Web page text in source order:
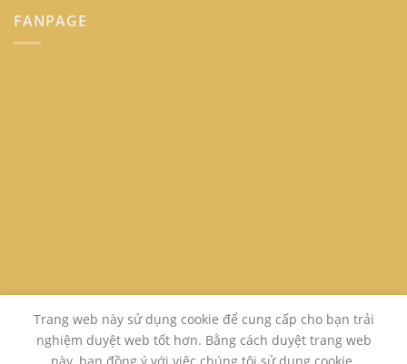
FANPAGE
Trang web này sử dụng cookie để cung cấp cho bạn trải
nghiệm duyệt web tốt hơn. Bằng cách duyệt trang web